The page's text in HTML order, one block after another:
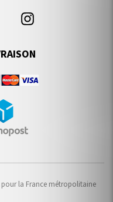
la France métropolitaine